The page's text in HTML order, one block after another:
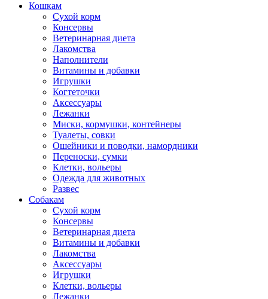
Кошкам
Сухой корм
Консервы
Ветеринарная диета
Лакомства
Наполнители
Витамины и добавки
Игрушки
Когтеточки
Аксессуары
Лежанки
Миски, кормушки, контейнеры
Туалеты, совки
Ошейники и поводки, намордники
Переноски, сумки
Клетки, вольеры
Одежда для животных
Развес
Собакам
Сухой корм
Консервы
Ветеринарная диета
Витамины и добавки
Лакомства
Аксессуары
Игрушки
Клетки, вольеры
Лежанки